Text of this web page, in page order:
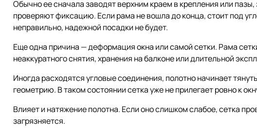
Обычно ее сначала заводят верхним краем в крепления или
проверяют фиксацию. Если рама не вошла до конца, стоит под
неправильно, надежной посадки не будет.
Еще одна причина — деформация окна или самой сетки. Рама
неаккуратного снятия, хранения на балконе или длительной
Иногда расходятся угловые соединения, полотно начинает
геометрию. В таком состоянии сетка уже не прилегает ровно к
Влияет и натяжение полотна. Если оно слишком слабое, сетка
загрязняется.